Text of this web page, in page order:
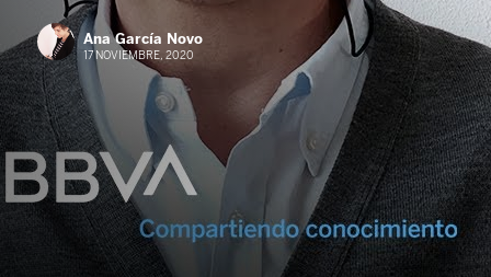
Ana García Novo
17 NOVIEMBRE, 2020